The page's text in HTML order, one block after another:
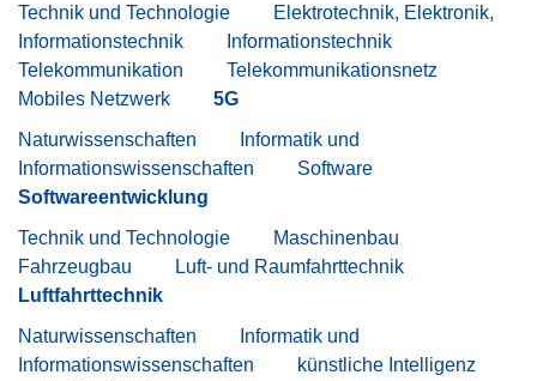
Technik und Technologie
Elektrotechnik, Elektronik,
Informationstechnik
Informationstechnik
Telekommunikation
Telekommunikationsnetz
Mobiles Netzwerk
5G
Naturwissenschaften
Informatik und
Informationswissenschaften
Software
Softwareentwicklung
Technik und Technologie
Maschinenbau
Fahrzeugbau
Luft- und Raumfahrttechnik
Luftfahrttechnik
Naturwissenschaften
Informatik und
Informationswissenschaften
künstliche Intelligenz